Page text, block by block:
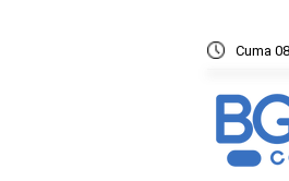
Cuma
Sistemleri: Akıllı Kilit ve Çelik Gövde